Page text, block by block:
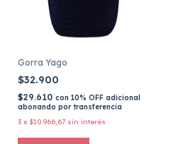
Gorra Yago
$32.900
$29.610 con 10% OFF adicional
abonando por transferencia
3 x $10.966,67 sin interés